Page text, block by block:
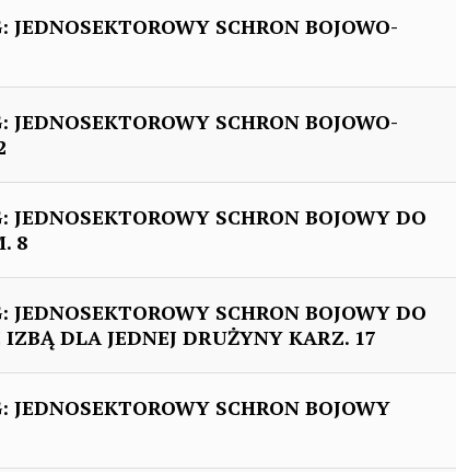
SCHRON BOJOWO-
SCHRON BOJOWO-
SCHRON BOJOWY DO
8
SCHRON BOJOWY DO
DLA JEDNEJ DRUŻYNY KARZ. 17
SCHRON BOJOWY